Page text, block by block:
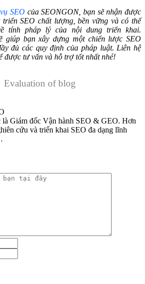
SEO của SEONGON, bạn sẽ nhận được
SEO chất lượng, bền vững và có thể
tính pháp lý của nội dung triển khai.
giúp bạn xây dựng một chiến lược SEO
đủ các quy định của pháp luật. Liên hệ
được tư vấn và hỗ trợ tốt nhất nhé!
Evaluation of blog
Giám đốc Vận hành SEO & GEO. Hơn
cứu và triển khai SEO đa dạng lĩnh